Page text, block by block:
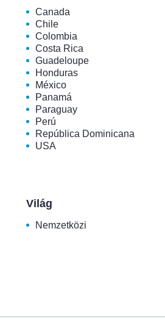
Canada
Chile
Colombia
Costa Rica
Guadeloupe
Honduras
México
Panamá
Paraguay
Perú
República Dominicana
USA
Világ
Nemzetközi